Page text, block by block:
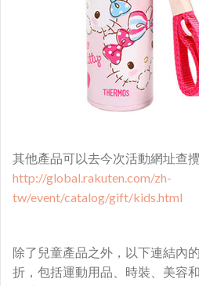
其他產品可以去今次活動網址查攪
http://global.rakuten.com/zh-
tw/event/catalog/gift/kids.html
除了兒童產品之外，以下連結內
折，包括運動用品、時裝、美容